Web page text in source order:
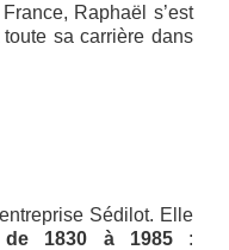
Raphaël s’est
sa carrière dans
Sédilot. Elle
de 1830 à 1985: